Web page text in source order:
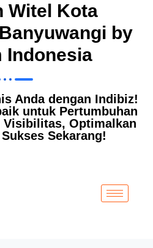
Witel Kota
by
Indonesia
Anda dengan Indibiz!
untuk Pertumbuhan
Visibilitas, Optimalkan
Sekarang!